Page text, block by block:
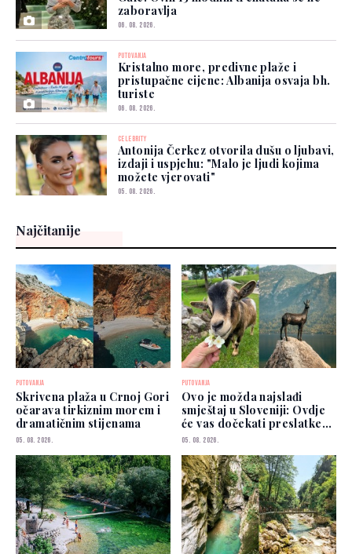
zaboravlja
06. 08. 2026.
PUTOVANJA
Kristalno more, predivne plaže i
pristupačne cijene: Albanija osvaja bh.
turiste
06. 08. 2026.
CELEBRITY
Antonija Čerkez otvorila dušu o ljubavi,
izdaji i uspjehu: "Malo je ljudi kojima
možete vjerovati"
05. 08. 2026.
Najčitanije
PUTOVANJA
Skrivena plaža u Crnoj Gori
očarava tirkiznim morem i
dramatičnim stijenama
05. 08. 2026.
PUTOVANJA
Ovo je možda najslađi
smještaj u Sloveniji: Ovdje
će vas dočekati preslatke
koze
05. 08. 2026.